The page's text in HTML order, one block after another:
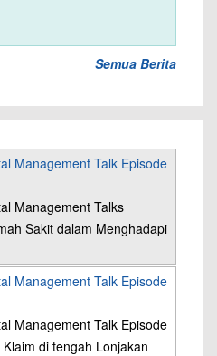
Semua Berita
Management Talk Episode
Management Talks
Sakit dalam Menghadapi
Management Talk Episode
Management Talk Episode
di tengah Lonjakan